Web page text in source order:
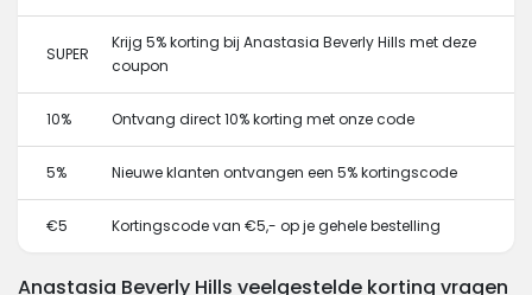
SUPER
Krijg 5% korting bij Anastasia Beverly Hills met deze
coupon
10% Ontvang direct 10% korting met onze code
5% Nieuwe klanten ontvangen een 5% kortingscode
€5 Kortingscode van €5,- op je gehele bestelling
Anastasia Beverly Hills veelgestelde korting vragen